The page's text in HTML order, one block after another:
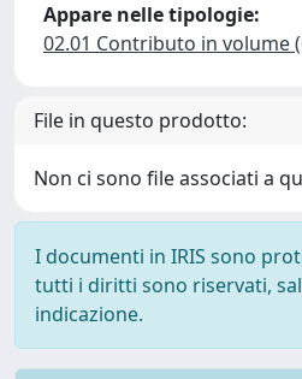
Appare nelle tipologie:
02.01 Contributo in volume
File in questo prodotto:
Non ci sono file associati a
I documenti in IRIS sono
tutti i diritti sono riservati,
indicazione.